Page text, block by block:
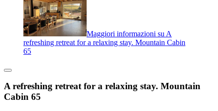
Maggiori informazioni su A
refreshing retreat for a relaxing stay. Mountain Cabin
65
A refreshing retreat for a relaxing stay. Mountain
Cabin 65